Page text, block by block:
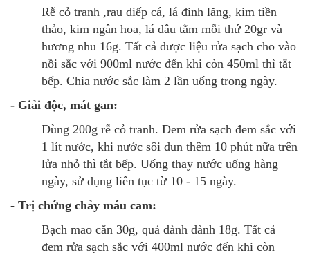
Rễ cỏ tranh ,rau diếp cá, lá đinh lăng, kim tiền
thảo, kim ngân hoa, lá dâu tằm mỗi thứ 20gr và
hương nhu 16g. Tất cả dược liệu rửa sạch cho vào
nồi sắc với 900ml nước đến khi còn 450ml thì tắt
bếp. Chia nước sắc làm 2 lần uống trong ngày.
- Giải độc, mát gan:
Dùng 200g rễ cỏ tranh. Đem rửa sạch đem sắc với
1 lít nước, khi nước sôi đun thêm 10 phút nữa trên
lửa nhỏ thì tắt bếp. Uống thay nước uống hàng
ngày, sử dụng liên tục từ 10 - 15 ngày.
- Trị chứng chảy máu cam:
Bạch mao căn 30g, quả dành dành 18g. Tất cả
đem rửa sạch sắc với 400ml nước đến khi còn